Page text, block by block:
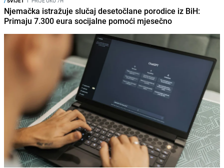
Njemačka istražuje slučaj desetočlane porodice iz BiH:
Primaju 7.300 eura socijalne pomoći mjesečno